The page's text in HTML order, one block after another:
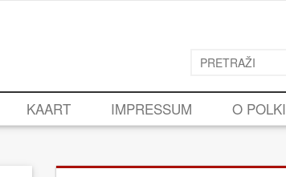
KAART IMPRESSUM O POLKI